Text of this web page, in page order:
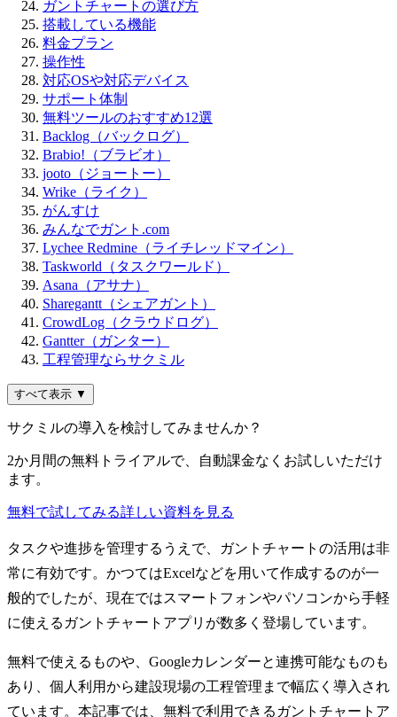
ガントチャートの選び方
搭載している機能
料金プラン
操作性
対応OSや対応デバイス
サポート体制
無料ツールのおすすめ12選
Backlog（バックログ）
Brabio!（ブラビオ）
jooto（ジョートー）
Wrike（ライク）
がんすけ
みんなでガント.com
Lychee Redmine（ライチレッドマイン）
Taskworld（タスクワールド）
Asana（アサナ）
Sharegantt（シェアガント）
CrowdLog（クラウドログ）
Gantter（ガンター）
工程管理ならサクミル
すべて表示 ▼
サクミルの導入を検討してみませんか？
2か月間の無料トライアルで、自動課金なくお試しいただけ
ます。
無料で試してみる詳しい資料を見る
タスクや進捗を管理するうえで、ガントチャートの活用は非
常に有効です。かつてはExcelなどを用いて作成するのが一
般的でしたが、現在ではスマートフォンやパソコンから手軽
に使えるガントチャートアプリが数多く登場しています。
無料で使えるものや、Googleカレンダーと連携可能なものも
あり、個人利用から建設現場の工程管理まで幅広く導入され
ています。本記事では、無料で利用できるガントチャートア